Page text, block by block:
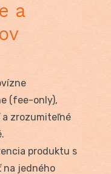
a
(fee-only),
a zrozumiteľné
produktu s
na jedného